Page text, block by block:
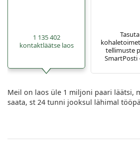
1 135 402
kontaktläätse laos
Tasuta
tellimuste
SmartPosti
Meil on laos üle 1 miljoni paari läätsi,
saata, st 24 tunni jooksul lähimal